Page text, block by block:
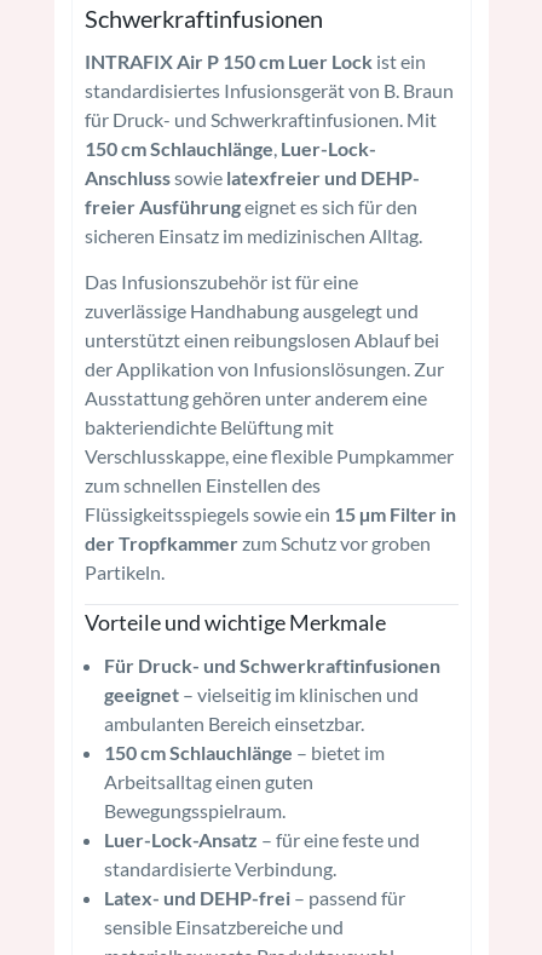
Schwerkraftinfusionen
INTRAFIX Air P 150 cm Luer Lockist ein
standardisiertes Infusionsgerät von B. Braun
für Druck- und Schwerkraftinfusionen. Mit
150 cm Schlauchlänge, Luer-Lock-
Anschlusssowie latexfreier und DEHP-
freier Ausführungeignet es sich für den
sicheren Einsatz im medizinischen Alltag.
Das Infusionszubehör ist für eine
zuverlässige Handhabung ausgelegt und
unterstützt einen reibungslosen Ablauf bei
der Applikation von Infusionslösungen. Zur
Ausstattung gehören unter anderem eine
bakteriendichte Belüftung mit
Verschlusskappe, eine flexible Pumpkammer
zum schnellen Einstellen des
Flüssigkeitsspiegels sowie ein 15 µm Filter in
der Tropfkammerzum Schutz vor groben
Partikeln.
Vorteile und wichtige Merkmale
Für Druck- und Schwerkraftinfusionen
geeignet– vielseitig im klinischen und
ambulanten Bereich einsetzbar.
150 cm Schlauchlänge – bietet im
Arbeitsalltag einen guten
Bewegungsspielraum.
Luer-Lock-Ansatz – für eine feste und
standardisierte Verbindung.
Latex- und DEHP-frei– passend für
sensible Einsatzbereiche und